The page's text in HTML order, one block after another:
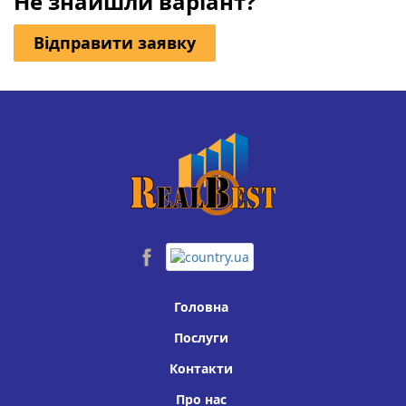
чудова можливість стати одним із перших власників у
цьому затишному комплексі.
Відправити заявку
Головна
Послуги
Контакти
Про нас